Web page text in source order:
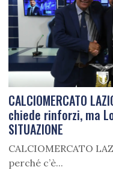
CALCIOMERCATO
chiede rinforzi, ma
SITUAZIONE
CALCIOMERCATO
perché c’è...